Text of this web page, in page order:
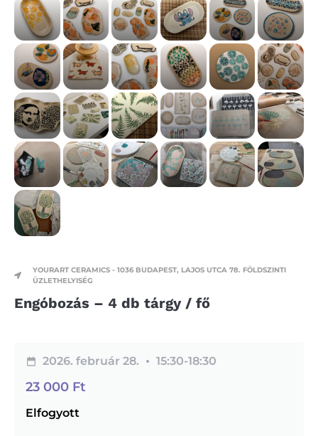
YOURART CERAMICS - 1036 BUDAPEST, LAJOS UTCA 78. FÖLDSZINTI
ÜZLETHELYISÉG
Engóbozás – 4 db tárgy / fő
2026. február 28. 15:30-18:30
23 000 Ft
Elfogyott